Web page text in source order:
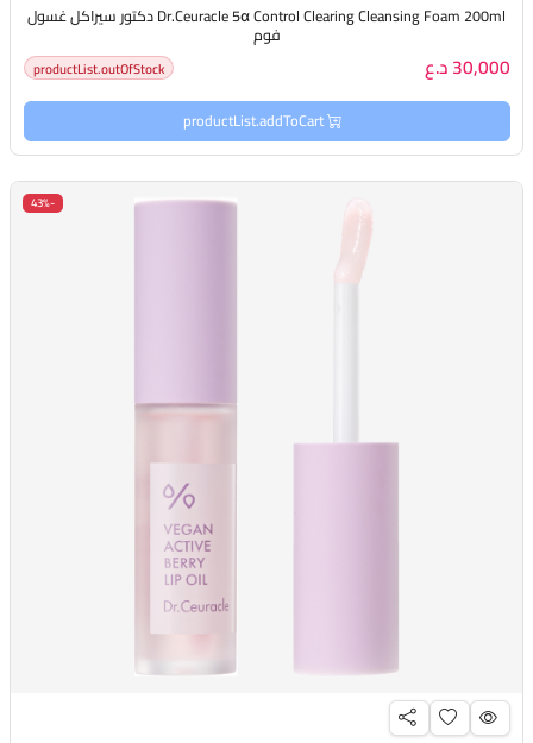
Dr.Ceuracle 5α Control Clearing Cleansing Foam 200ml دكتور سيراكل غسول
فوم
30,000 د.ع productList.outOfStock
productList.addToCart
-43%